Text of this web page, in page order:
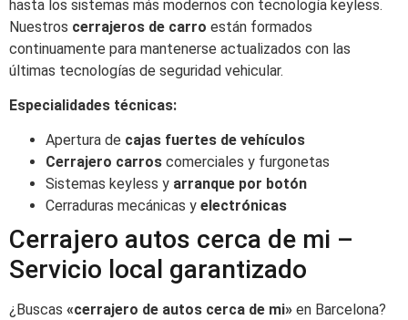
hasta los sistemas más modernos con tecnología keyless.
Nuestros cerrajeros de carro están formados
continuamente para mantenerse actualizados con las
últimas tecnologías de seguridad vehicular.
Especialidades técnicas:
Apertura de cajas fuertes de vehículos
Cerrajero carros comerciales y furgonetas
Sistemas keyless y arranque por botón
Cerraduras mecánicas y electrónicas
Cerrajero autos cerca de mi –
Servicio local garantizado
¿Buscas «cerrajero de autos cerca de mi» en Barcelona?